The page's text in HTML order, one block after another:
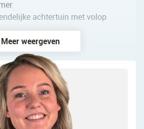
achtertuin met volop
voortuin, die is ingericht
bereik je de overdekte
woning. Na binnenkomst word je
ruime entreehal. Vanuit hier is
Meer weergeven